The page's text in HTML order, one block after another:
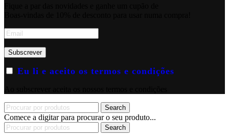
Eu li e aceito os termos e condições
Search
Comece a digitar para procurar o seu produto...
Search